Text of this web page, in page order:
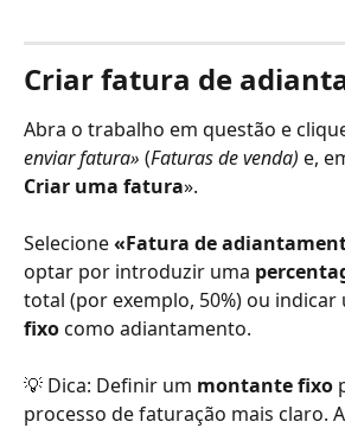
Criar fatura de
Abra o trabalho em questão e
enviar fatura» (Faturas de venda) e,
Criar uma fatura».
Selecione «Fatura de
optar por introduzir uma
total (por exemplo, 50%) ou indicar
fixo como adiantamento.
💡 Dica: Definir um montante fixo
processo de faturação mais claro.